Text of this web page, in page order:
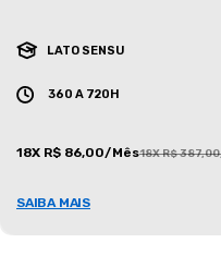
LATO SENSU
360 A 720H
18X R$ 86,00/Mês18X R$
SAIBA MAIS